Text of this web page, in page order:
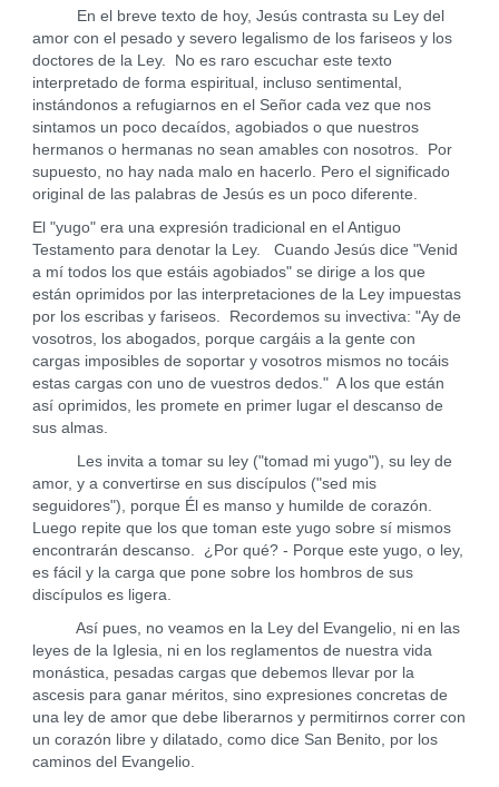
En el breve texto de hoy, Jesús contrasta su Ley del
amor con el pesado y severo legalismo de los fariseos y los
doctores de la Ley. No es raro escuchar este texto
interpretado de forma espiritual, incluso sentimental,
instándonos a refugiarnos en el Señor cada vez que nos
sintamos un poco decaídos, agobiados o que nuestros
hermanos o hermanas no sean amables con nosotros. Por
supuesto, no hay nada malo en hacerlo. Pero el significado
original de las palabras de Jesús es un poco diferente.
El "yugo" era una expresión tradicional en el Antiguo
Testamento para denotar la Ley. Cuando Jesús dice "Venid
a mí todos los que estáis agobiados" se dirige a los que
están oprimidos por las interpretaciones de la Ley impuestas
por los escribas y fariseos. Recordemos su invectiva: "Ay de
vosotros, los abogados, porque cargáis a la gente con
cargas imposibles de soportar y vosotros mismos no tocáis
estas cargas con uno de vuestros dedos." A los que están
así oprimidos, les promete en primer lugar el descanso de
sus almas.
Les invita a tomar su ley ("tomad mi yugo"), su ley de
amor, y a convertirse en sus discípulos ("sed mis
seguidores"), porque Él es manso y humilde de corazón.
Luego repite que los que toman este yugo sobre sí mismos
encontrarán descanso. ¿Por qué? - Porque este yugo, o ley,
es fácil y la carga que pone sobre los hombros de sus
discípulos es ligera.
Así pues, no veamos en la Ley del Evangelio, ni en las
leyes de la Iglesia, ni en los reglamentos de nuestra vida
monástica, pesadas cargas que debemos llevar por la
ascesis para ganar méritos, sino expresiones concretas de
una ley de amor que debe liberarnos y permitirnos correr con
un corazón libre y dilatado, como dice San Benito, por los
caminos del Evangelio.